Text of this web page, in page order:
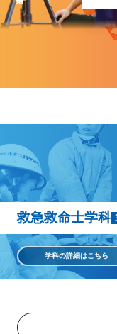
救急救命士学科
学科の詳細はこちら